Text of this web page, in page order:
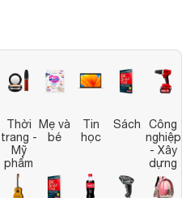
Thời
trang -
Mỹ
phẩm
Mẹ và
bé
Tin
học
Sách
Công
nghiệp
- Xây
dựng